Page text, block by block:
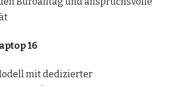
16
mit dedizierter